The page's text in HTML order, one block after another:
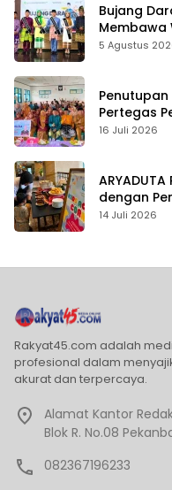
Bujang
Membawa
5 Agustus
Penutupan
Pertegas
Karakter
16 Juli 2026
dengan
14 Juli 2026
Rakyat45.com adalah
profesional dalam
akurat dan terpercaya.
Alamat Kantor
Blok R. No.08
082367196233